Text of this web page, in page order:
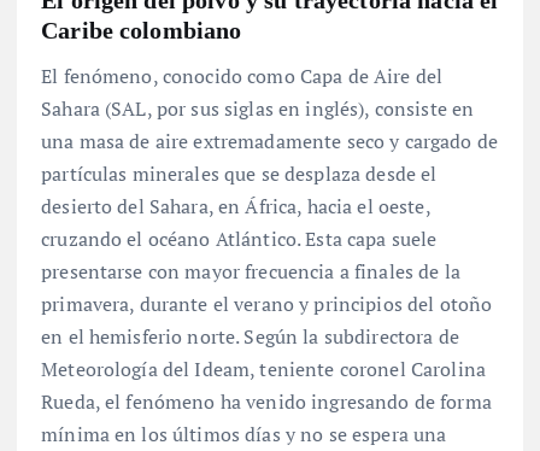
Caribe colombiano
El fenómeno, conocido como Capa de Aire del
Sahara (SAL, por sus siglas en inglés), consiste en
una masa de aire extremadamente seco y cargado de
partículas minerales que se desplaza desde el
desierto del Sahara, en África, hacia el oeste,
cruzando el océano Atlántico. Esta capa suele
presentarse con mayor frecuencia a finales de la
primavera, durante el verano y principios del otoño
en el hemisferio norte. Según la subdirectora de
Meteorología del Ideam, teniente coronel Carolina
Rueda, el fenómeno ha venido ingresando de forma
mínima en los últimos días y no se espera una